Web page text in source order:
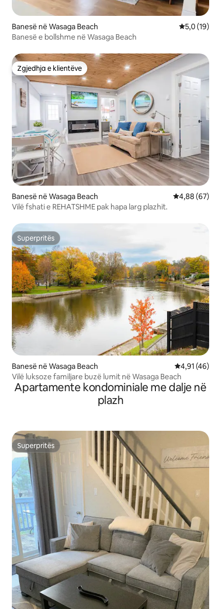
Banesë në Wasaga Beach Vlerësimi
5,0 (19)
Banesë e bollshme në Wasaga Beach
Zgjedhja e klientëve
Zgjedhja e klientëve
Banesë në Wasaga Beach Vlerësimi
4,88 (67)
Vilë fshati e REHATSHME pak hapa larg plazhit.
Superpritës
Superpritës
Banesë në Wasaga Beach Vlerësimi
4,91 (46)
Vilë luksoze familjare buzë lumit në Wasaga Beach
Apartamente kondominiale me dalje në
plazh
Superpritës
Superpritës